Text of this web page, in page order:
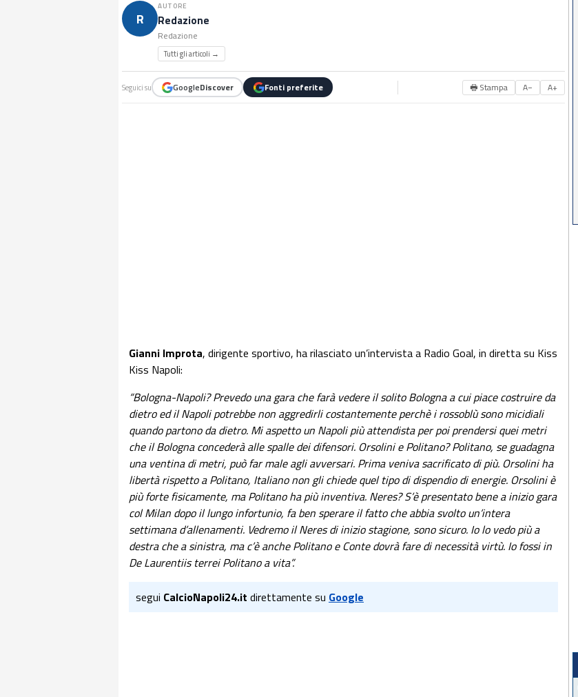
R
AUTORE
Redazione
Redazione
Tutti gli articoli →
Seguici su GoogleDiscover Fonti preferite 🖶 Stampa A− A+
Gianni Improta, dirigente sportivo, ha rilasciato un’intervista a Radio Goal, in diretta su Kiss
Kiss Napoli:
“Bologna-Napoli? Prevedo una gara che farà vedere il solito Bologna a cui piace costruire da
dietro ed il Napoli potrebbe non aggredirli costantemente perchè i rossoblù sono micidiali
quando partono da dietro. Mi aspetto un Napoli più attendista per poi prendersi quei metri
che il Bologna concederà alle spalle dei difensori. Orsolini e Politano? Politano, se guadagna
una ventina di metri, può far male agli avversari. Prima veniva sacrificato di più. Orsolini ha
libertà rispetto a Politano, Italiano non gli chiede quel tipo di dispendio di energie. Orsolini è
più forte fisicamente, ma Politano ha più inventiva. Neres? S’è presentato bene a inizio gara
col Milan dopo il lungo infortunio, fa ben sperare il fatto che abbia svolto un’intera
settimana d’allenamenti. Vedremo il Neres di inizio stagione, sono sicuro. Io lo vedo più a
destra che a sinistra, ma c’è anche Politano e Conte dovrà fare di necessità virtù. Io fossi in
De Laurentiis terrei Politano a vita”.
segui CalcioNapoli24.it direttamente su Google